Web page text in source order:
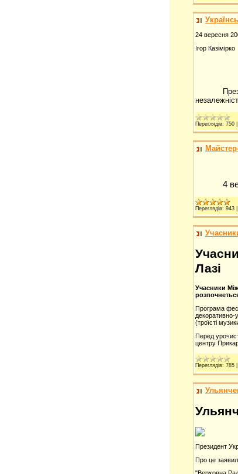
24 вересня
Ігор Казімірко
Переглядів: 750
4
Переглядів: 943
Лазі
Учасники
Програма
декоративно-
(троїсті
Перед
центру
Переглядів: 785
Президент
Про це